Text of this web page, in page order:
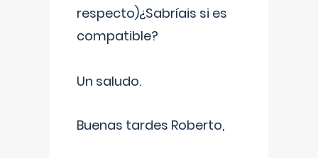
respecto)¿Sabríais si es
compatible?
Un saludo.
Buenas tardes Roberto,